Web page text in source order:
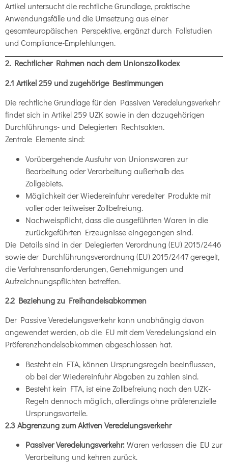
Artikel untersucht die rechtliche Grundlage, praktische
Anwendungsfälle und die Umsetzung aus einer
gesamteuropäischen Perspektive, ergänzt durch Fallstudien
und Compliance-Empfehlungen.
2. Rechtlicher Rahmen nach dem Unionszollkodex
2.1 Artikel 259 und zugehörige Bestimmungen
Die rechtliche Grundlage für den Passiven Veredelungsverkehr
findet sich in Artikel 259 UZK sowie in den dazugehörigen
Durchführungs- und Delegierten Rechtsakten.
Zentrale Elemente sind:
Vorübergehende Ausfuhr von Unionswaren zur
Bearbeitung oder Verarbeitung außerhalb des
Zollgebiets.
Möglichkeit der Wiedereinfuhr veredelter Produkte mit
voller oder teilweiser Zollbefreiung.
Nachweispflicht, dass die ausgeführten Waren in die
zurückgeführten Erzeugnisse eingegangen sind.
Die Details sind in der Delegierten Verordnung (EU) 2015/2446
sowie der Durchführungsverordnung (EU) 2015/2447 geregelt,
die Verfahrensanforderungen, Genehmigungen und
Aufzeichnungspflichten betreffen.
2.2 Beziehung zu Freihandelsabkommen
Der Passive Veredelungsverkehr kann unabhängig davon
angewendet werden, ob die EU mit dem Veredelungsland ein
Präferenzhandelsabkommen abgeschlossen hat.
Besteht ein FTA, können Ursprungsregeln beeinflussen,
ob bei der Wiedereinfuhr Abgaben zu zahlen sind.
Besteht kein FTA, ist eine Zollbefreiung nach den UZK-
Regeln dennoch möglich, allerdings ohne präferenzielle
Ursprungsvorteile.
2.3 Abgrenzung zum Aktiven Veredelungsverkehr
Passiver Veredelungsverkehr:Waren verlassen die EU zur
Verarbeitung und kehren zurück.